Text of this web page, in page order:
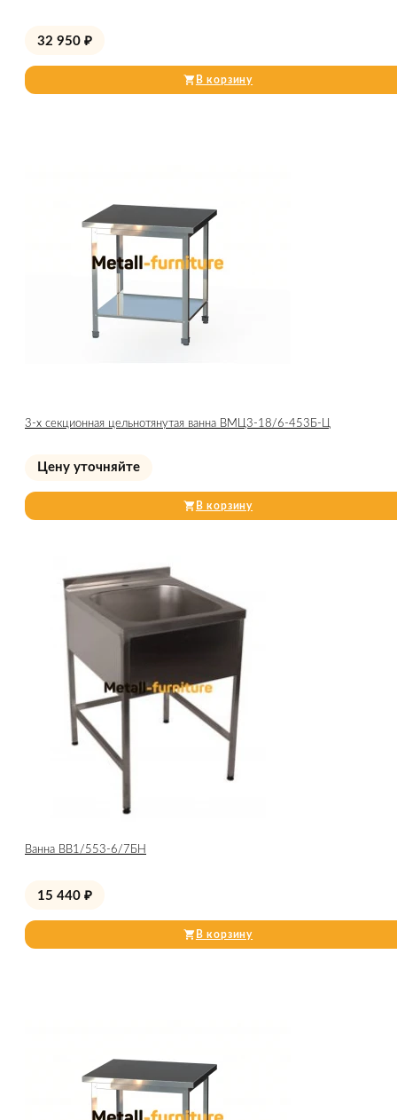
32 950 ₽
В корзину
3-х секционная цельнотянутая ванна ВМЦ3-18/6-453Б-Ц
Цену уточняйте
В корзину
Ванна ВВ1/553-6/7БН
15 440 ₽
В корзину